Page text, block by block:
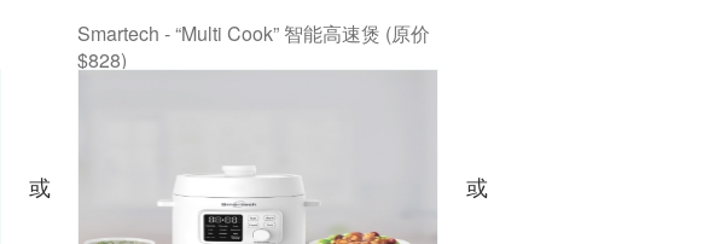
或
Smartech - “Multi Cook” 智能高速煲 (原价
$828)
或